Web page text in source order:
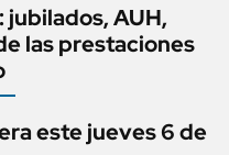
jubilados, AUH,
las prestaciones
este jueves 6 de